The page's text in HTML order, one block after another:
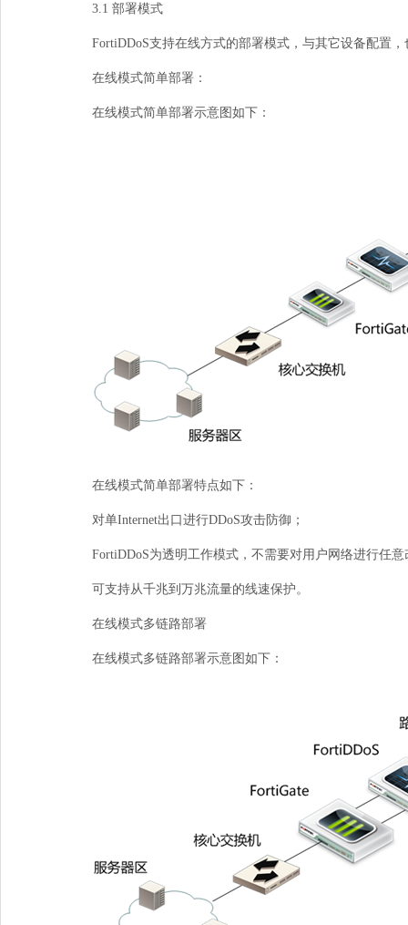
3.1部署模式
FortiDDoS支持在线方式的部署模式，与其它设备配置
在线模式简单部署：
在线模式简单部署示意图如下：
在线模式简单部署特点如下：
对单Internet出口进行DDoS攻击防御；
FortiDDoS为透明工作模式，不需要对用户网络进行任意
可支持从千兆到万兆流量的线速保护。
在线模式多链路部署
在线模式多链路部署示意图如下：